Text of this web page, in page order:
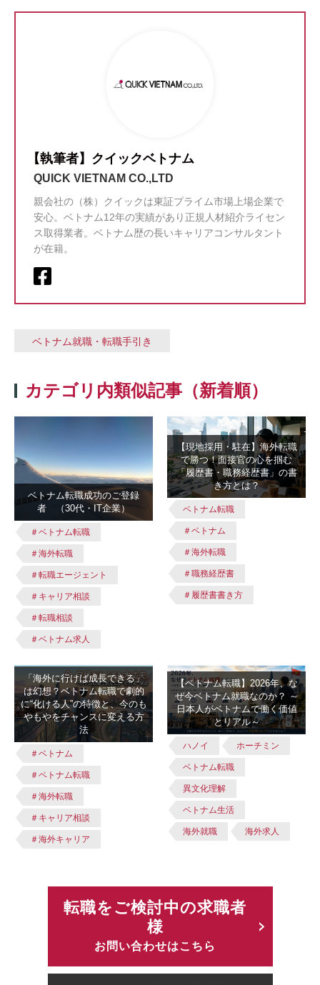
【執筆者】クイックベトナム
QUICK VIETNAM CO.,LTD
親会社の（株）クイックは東証プライム市場上場企業で
安心。ベトナム12年の実績があり正規人材紹介ライセン
ス取得業者。ベトナム歴の長いキャリアコンサルタント
が在籍。
ベトナム就職・転職手引き
カテゴリ内類似記事（新着順）
ベトナム転職成功のご登録
者 （30代・IT企業）
＃ベトナム転職
＃海外転職
＃転職エージェント
＃キャリア相談
＃転職相談
＃ベトナム求人
【現地採用・駐在】海外転職
で勝つ！面接官の心を掴む
「履歴書・職務経歴書」の書
き方とは？
ベトナム転職
＃ベトナム
＃海外転職
＃職務経歴書
＃履歴書書き方
「海外に行けば成長できる」
は幻想？ベトナム転職で劇的
に“化ける人”の特徴と、今のも
やもやをチャンスに変える方
法
＃ベトナム
＃ベトナム転職
＃海外転職
＃キャリア相談
＃海外キャリア
【ベトナム転職】2026年、な
ぜ今ベトナム就職なのか？ ～
日本人がベトナムで働く価値
とリアル～
ハノイ ホーチミン
ベトナム転職
異文化理解
ベトナム生活
海外就職 海外求人
転職をご検討中の求職者
様
お問い合わせはこちら